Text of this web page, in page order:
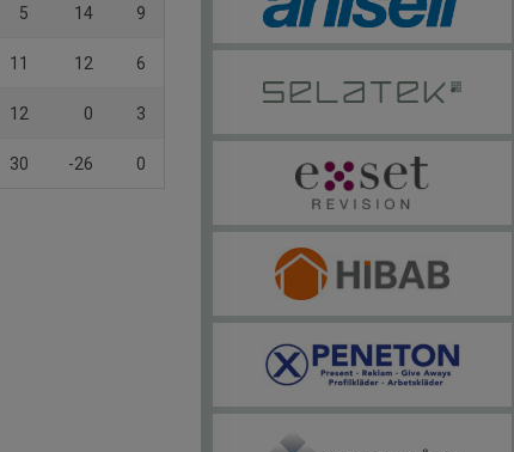
5 14 9
11 12 6
12 0 3
30 -26 0